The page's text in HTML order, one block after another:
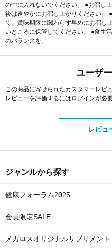
の中に入れないでください。 ●お召し
後は速やかにお召し上がりください。
て、賞味期限に関わらず早めにお召し
いところに保管してください。 ●食生
のバランスを。
ユーザ
この商品に寄せられたカスタマーレビ
レビューを評価するには ログインが必
レビュ
ジャンルから探す
健康フォーラム2025
会員限定SALE
メガロスオリジナルサプリメント